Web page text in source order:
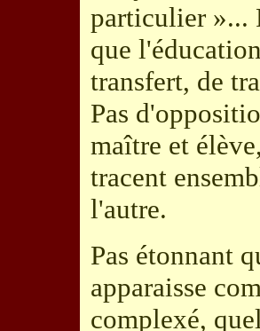
particulier »...
que
transfert, de
Pas
maître et
tracent
l'autre.
Pas étonnant
apparaisse
complexé,